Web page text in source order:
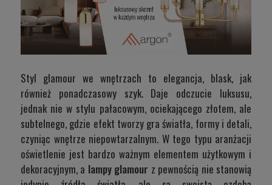
Styl glamour we wnętrzach to elegancja, blask, jak
również ponadczasowy szyk. Daje odczucie luksusu,
jednak nie w stylu pałacowym, ociekającego złotem, ale
subtelnego, gdzie efekt tworzy gra światła, formy i detali,
czyniąc wnętrze niepowtarzalnym. W tego typu aranżacji
oświetlenie jest bardzo ważnym elementem użytkowym i
dekoracyjnym, a lampy glamour z pewnością nie stanowią